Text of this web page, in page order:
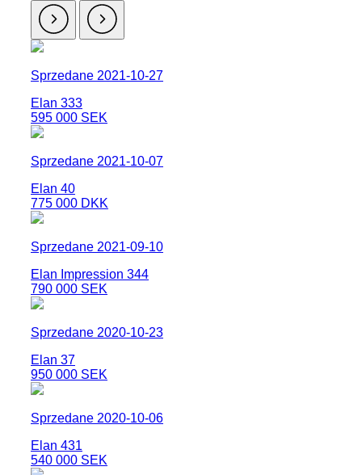
Sprzedane 2021-10-27
Elan 333
595 000 SEK
Sprzedane 2021-10-07
Elan 40
775 000 DKK
Sprzedane 2021-09-10
Elan Impression 344
790 000 SEK
Sprzedane 2020-10-23
Elan 37
950 000 SEK
Sprzedane 2020-10-06
Elan 431
540 000 SEK